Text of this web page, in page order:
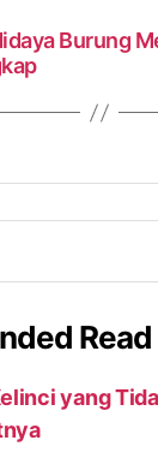
Burung
Read
yang